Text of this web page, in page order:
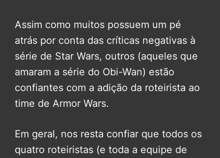
Assim como muitos possuem um pé
atrás por conta das críticas negativas à
série de Star Wars, outros (aqueles que
amaram a série do Obi-Wan) estão
confiantes com a adição da roteirista ao
time de Armor Wars.
Em geral, nos resta confiar que todos os
quatro roteiristas (e toda a equipe de